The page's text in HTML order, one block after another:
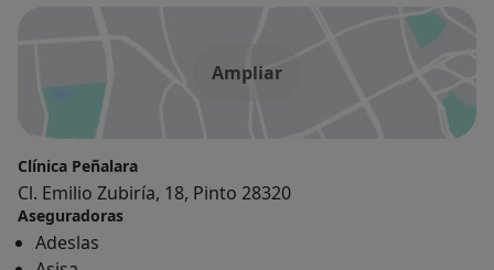
Ampliar
Clínica Peñalara
Cl. Emilio Zubiría, 18, Pinto 28320
Aseguradoras
Adeslas